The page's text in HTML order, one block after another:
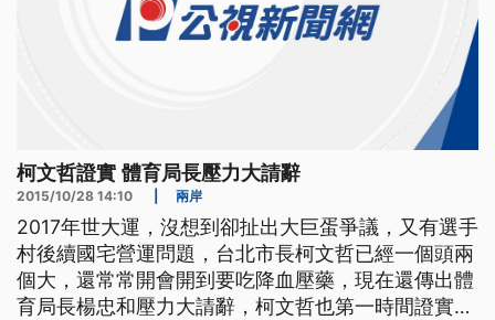
柯文哲證實 體育局長壓力大請辭
2015/10/28 14:10 兩岸
2017年世大運，沒想到卻扯出大巨蛋爭議，又有選手
村後續國宅營運問題，台北市長柯文哲已經一個頭兩
個大，還常常開會開到要吃降血壓藥，現在還傳出體
育局長楊忠和壓力大請辭，柯文哲也第一時間證實。